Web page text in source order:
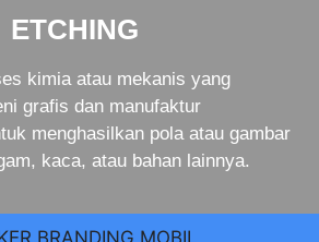
ETCHING
kimia atau mekanis yang
grafis dan manufaktur
menghasilkan pola atau gambar
kaca, atau bahan lainnya.